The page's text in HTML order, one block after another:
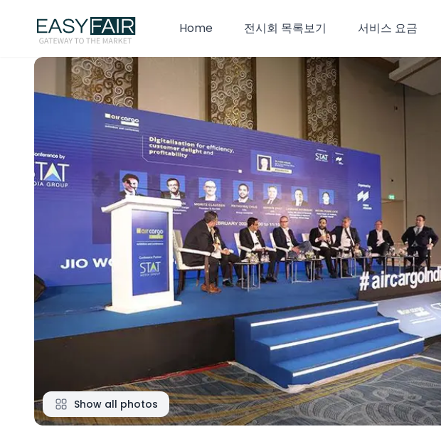
Home 전시회 목록보기 서비스 요금
Show all photos